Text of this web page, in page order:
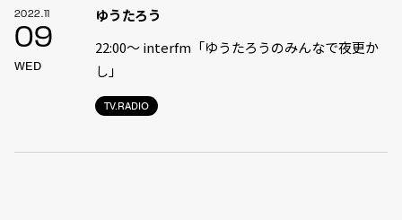
2022.11
09
WED
TV.RADIO
ゆうたろう
22:00〜 interfm「ゆうたろうのみんなで夜更か
し」